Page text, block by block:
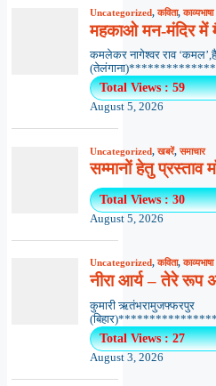
Uncategorized,कविता,काव्यभाषा
महकाओ मन-मंदिर में
कमलेकर नागेश्वर राव
Total Views : 59
August 5, 2026
Uncategorized,खबरें,समाचार
सम्मानों हेतु प्रस्ताव
Total Views : 30
August 5, 2026
Uncategorized,कविता,काव्यभाषा
नीरा आर्य – तेरे रूप
कुमारी ऋतंभरामुजफ्फरपुर
Total Views : 27
August 3, 2026